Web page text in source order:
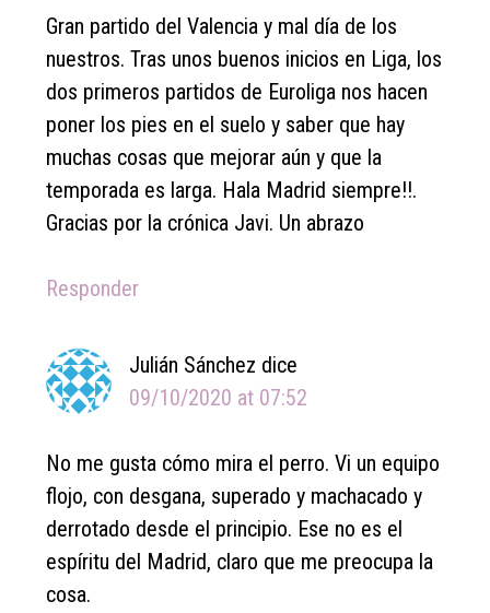
Gran partido del Valencia y mal día de los
nuestros. Tras unos buenos inicios en Liga, los
dos primeros partidos de Euroliga nos hacen
poner los pies en el suelo y saber que hay
muchas cosas que mejorar aún y que la
temporada es larga. Hala Madrid siempre!!.
Gracias por la crónica Javi. Un abrazo
Responder
Julián Sánchez dice
09/10/2020 at 07:52
No me gusta cómo mira el perro. Vi un equipo
flojo, con desgana, superado y machacado y
derrotado desde el principio. Ese no es el
espíritu del Madrid, claro que me preocupa la
cosa.